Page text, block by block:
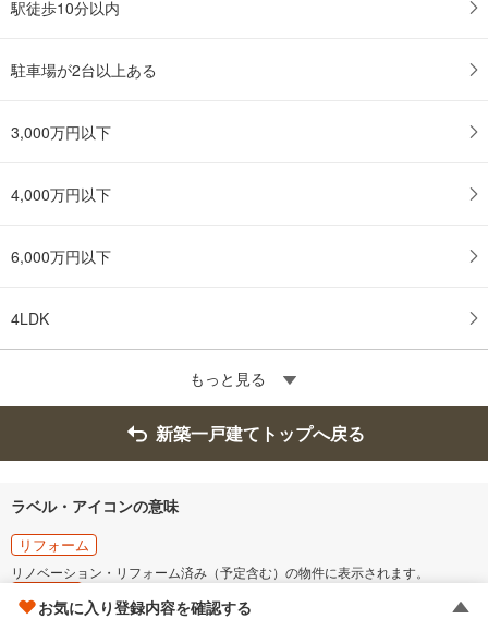
駅徒歩10分以内
駐車場が2台以上ある
3,000万円以下
4,000万円以下
6,000万円以下
4LDK
もっと見る
新築一戸建てトップへ戻る
ラベル・アイコンの意味
リフォーム
リノベーション・リフォーム済み（予定含む）の物件に表示されます。
価格の更新があった物件です。
お気に入り登録内容を確認する